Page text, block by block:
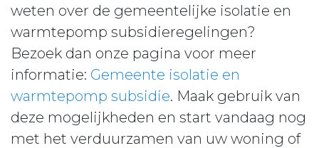
weten over de gemeentelijke isolatie en
warmtepomp subsidieregelingen?
Bezoek dan onze pagina voor meer
informatie: Gemeente isolatie en
warmtepomp subsidie. Maak gebruik van
deze mogelijkheden en start vandaag nog
met het verduurzamen van uw woning of